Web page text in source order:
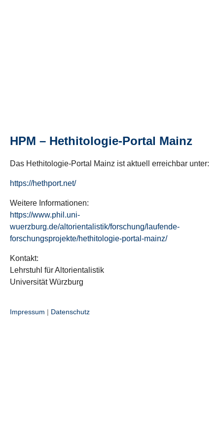
HPM – Hethitologie-Portal Mainz
Das Hethitologie-Portal Mainz ist aktuell erreichbar unter:
https://hethport.net/
Weitere Informationen:
https://www.phil.uni-
wuerzburg.de/altorientalistik/forschung/laufende-
forschungsprojekte/hethitologie-portal-mainz/
Kontakt:
Lehrstuhl für Altorientalistik
Universität Würzburg
Impressum | Datenschutz